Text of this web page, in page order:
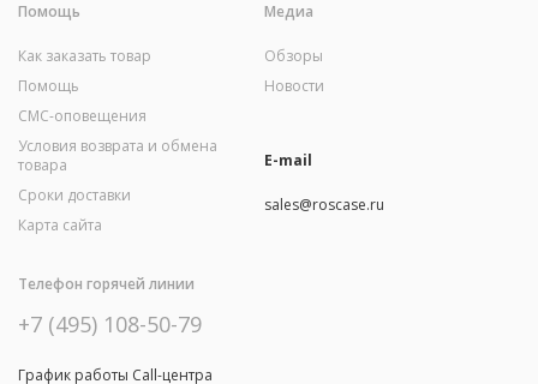
Помощь
Как заказать товар
Помощь
СМС-оповещения
Условия возврата и обмена
товара
Сроки доставки
Карта сайта
Медиа
Обзоры
Новости
E-mail
sales@roscase.ru
Телефон горячей линии
+7 (495) 108-50-79
График работы Call-центра